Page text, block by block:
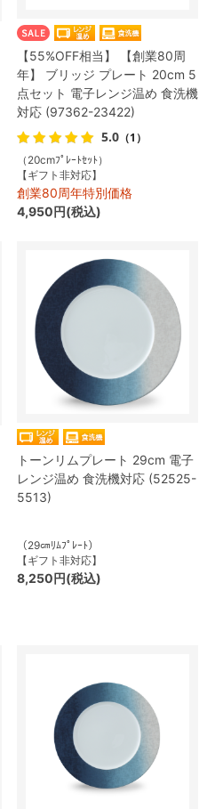
【55%OFF相当】 【創業80周
年】 ブリッジ プレート 20cm 5
点セット 電子レンジ温め 食洗機
対応 (97362-23422)
5.0 （1）
（20cmﾌﾟﾚｰﾄｾｯﾄ）
【ギフト非対応】
創業80周年特別価格
4,950円(税込)
トーンリムプレート 29cm 電子
レンジ温め 食洗機対応 (52525-
5513)
（29㎝ﾘﾑﾌﾟﾚｰﾄ）
【ギフト非対応】
8,250円(税込)